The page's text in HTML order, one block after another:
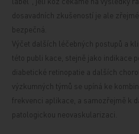
dosavadních zkušeností je ale
bezpečná.
Výčet dalších léčebných postupů a
této publi kace, stejně jako indikace
diabetické retinopatie a dalších
výzkumných týmů se upíná ke
frekvenci aplikace, a samozřejmě k
patologickou neovaskularizaci.